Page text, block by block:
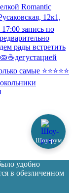
Romantic
12к1,
запись по
рады встретить
самые ⭐️⭐️⭐️⭐️⭐️
2021-2026Шоу-рум
удобно
в обезличенном